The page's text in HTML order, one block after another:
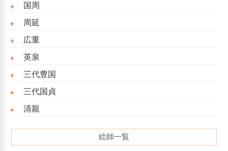
国周
周延
広重
英泉
三代豊国
三代国貞
清親
絵師一覧